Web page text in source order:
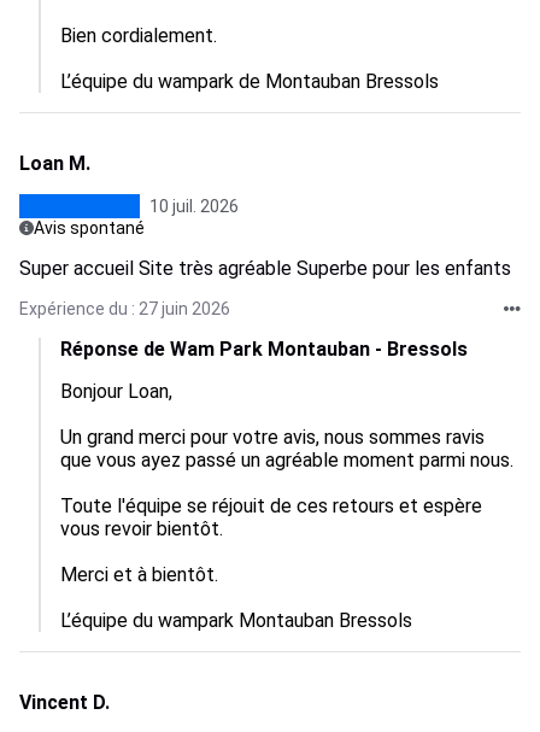
Bien cordialement.
L’équipe du wampark de Montauban Bressols
Loan M.
10 juil. 2026
Avis spontané
Super accueil Site très agréable Superbe pour les enfants
Expérience du : 27 juin 2026
Réponse de Wam Park Montauban - Bressols
Bonjour Loan,
Un grand merci pour votre avis, nous sommes ravis
que vous ayez passé un agréable moment parmi nous.
Toute l'équipe se réjouit de ces retours et espère
vous revoir bientôt.
Merci et à bientôt.
L’équipe du wampark Montauban Bressols
Vincent D.